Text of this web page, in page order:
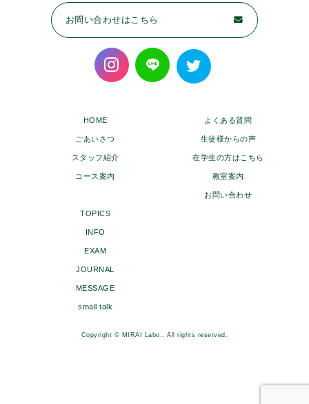
お問い合わせはこちら
HOME
ごあいさつ
スタッフ紹介
コース案内
よくある質問
生徒様からの声
在学生の方はこちら
教室案内
お問い合わせ
TOPICS
INFO
EXAM
JOURNAL
MESSAGE
small talk
Copyright © MIRAI Labo.. All rights reserved.